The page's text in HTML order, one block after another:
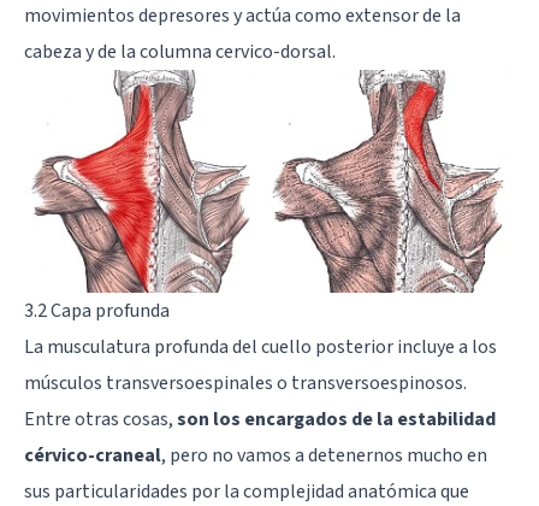
movimientos depresores y actúa como extensor de la
cabeza y de la columna cervico-dorsal.
3.2 Capa profunda
La musculatura profunda del cuello posterior incluye a los
músculos transversoespinales o transversoespinosos.
Entre otras cosas,son los encargados de la estabilidad
cérvico-craneal, pero no vamos a detenernos mucho en
sus particularidades por la complejidad anatómica que